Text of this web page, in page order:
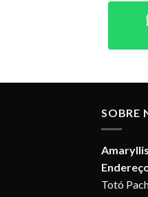
SOBRE
Totó